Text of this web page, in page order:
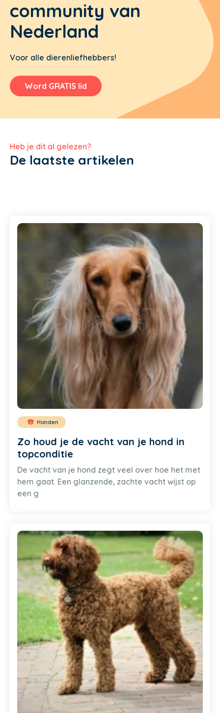
community van
Nederland
Voor alle dierenliefhebbers!
Word GRATIS lid
Heb je dit al gelezen?
De laatste artikelen
Honden
Zo houd je de vacht van je hond in
topconditie
De vacht van je hond zegt veel over hoe het met
hem gaat. Een glanzende, zachte vacht wijst op
een g